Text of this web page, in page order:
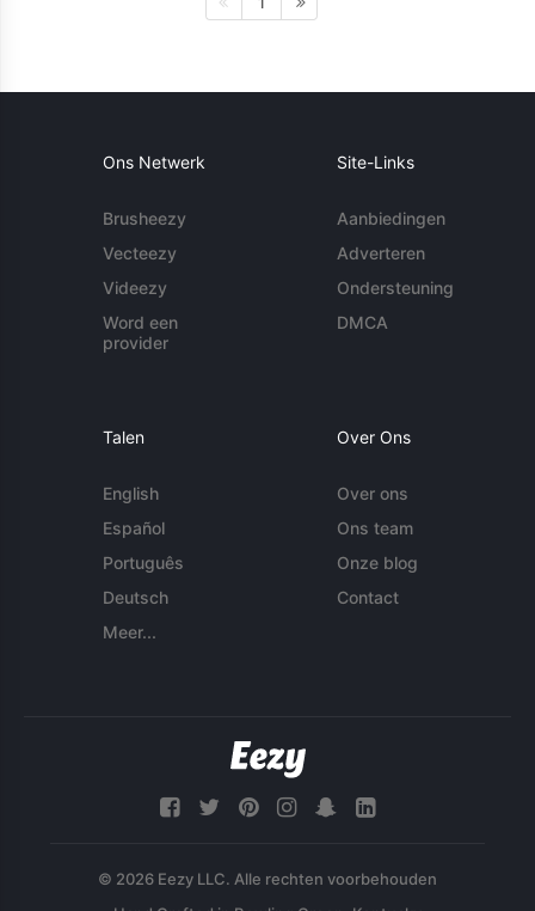
Ons Netwerk
Brusheezy
Vecteezy
Videezy
Word een
provider
Site-Links
Aanbiedingen
Adverteren
Ondersteuning
DMCA
Talen
English
Español
Português
Deutsch
Meer...
Over Ons
Over ons
Ons team
Onze blog
Contact
© 2026 Eezy LLC. Alle rechten voorbehouden